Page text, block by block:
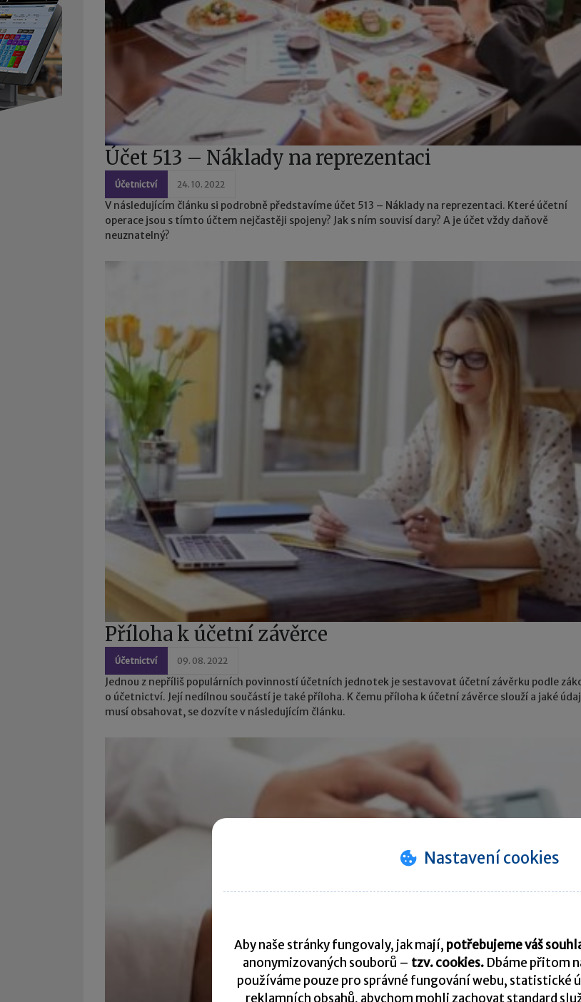
Účet 513 – Náklady na reprezentaci
Účetnictví 24. 10. 2022
V následujícím článku si podrobně představíme účet 513 – Náklady na reprezentaci. Které účetní
operace jsou s tímto účtem nejčastěji spojeny? Jak s ním souvisí dary? A je účet vždy daňově
neuznatelný?
Příloha k účetní závěrce
Účetnictví 09. 08. 2022
Jednou z nepříliš populárních povinností účetních jednotek je sestavovat účetní závěrku podle
o účetnictví. Její nedílnou součástí je také příloha. K čemu příloha k účetní závěrce slouží a jaké
musí obsahovat, se dozvíte v následujícím článku.
Nastavení cookies
Aby naše stránky fungovaly, jak mají, potřebujeme váš
anonymizovaných souborů – tzv. cookies. Dbáme přitom
používáme pouze pro správné fungování webu, statistické
reklamních obsahů, abychom mohli zachovat standard